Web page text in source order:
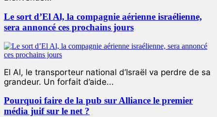
Le sort d’El Al, la compagnie aérienne israélienne,
sera annoncé ces prochains jours
El Al, le transporteur national d’Israël va perdre de sa
grandeur. Un forfait d’aide...
Pourquoi faire de la pub sur Alliance le premier
média juif sur le net ?